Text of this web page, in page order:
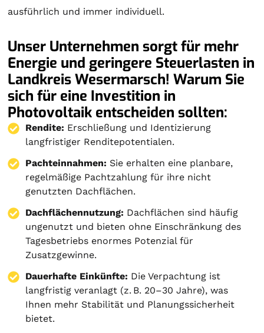
ausführlich und immer individuell.
Unser Unternehmen sorgt für mehr
Energie und geringere Steuerlasten in
Landkreis Wesermarsch! Warum Sie
sich für eine Investition in
Photovoltaik entscheiden sollten:
Rendite: Erschließung und Identizierung
langfristiger Renditepotentialen.
Pachteinnahmen: Sie erhalten eine planbare,
regelmäßige Pachtzahlung für ihre nicht
genutzten Dachflächen.
Dachflächennutzung: Dachflächen sind häufig
ungenutzt und bieten ohne Einschränkung des
Tagesbetriebs enormes Potenzial für
Zusatzgewinne.
Dauerhafte Einkünfte: Die Verpachtung ist
langfristig veranlagt (z. B. 20–30 Jahre), was
Ihnen mehr Stabilität und Planungssicherheit
bietet.